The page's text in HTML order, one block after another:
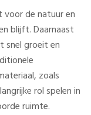
de natuur en
blijft. Daarnaast
snel groeit en
zoals
rol spelen in
ruimte.